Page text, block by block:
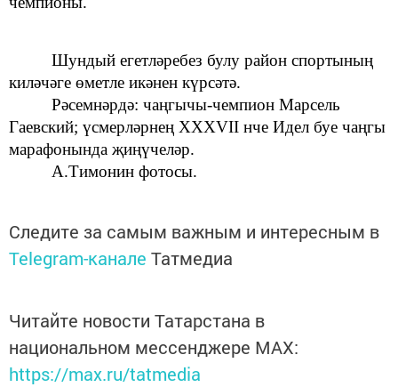
Шундый егетләребез булу район спортының
киләчәге өметле икәнен күрсәтә.
Рәсемнәрдә: чаңгычы-чемпион Марсель
Гаевский; үсмерләрнең XXXVII нче Идел буе чаңгы
марафонында җиңүчеләр.
А.Тимонин фотосы.
Следите за самым важным и интересным в
Telegram-канале Татмедиа
Читайте новости Татарстана в
национальном мессенджере MАХ:
https://max.ru/tatmedia